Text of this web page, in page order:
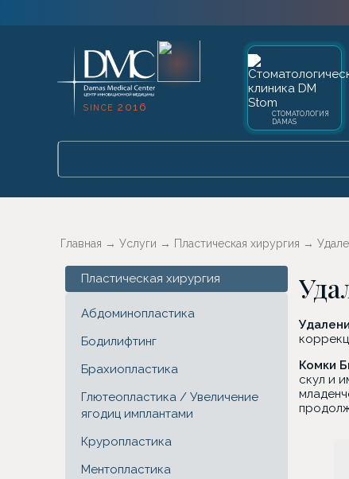
SINCE 2016
СТОМАТОЛОГИЯ
DAMAS
Главная → Услуги → Пластическая хирургия →
Пластическая хирургия
Абдоминопластика
Бодилифтинг
Брахиопластика
Глютеопластика / Увеличение
ягодиц имплантами
Круропластика
Ментопластика
Комки
скул и